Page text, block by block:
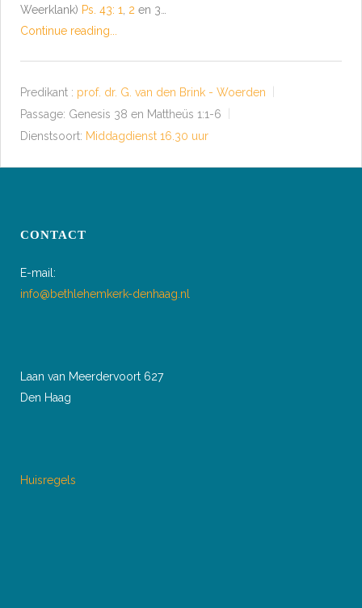
Weerklank) Ps. 43: 1 2 en 3…
Continue reading...
Predikant : prof. dr. G. van den Brink - Woerden
Passage: Genesis 38 en Mattheüs 1:1-6
Dienstsoort: Middagdienst 16.30 uur
CONTACT
E-mail:
info@bethlehemkerk-denhaag.nl
Laan van Meerdervoort 627
Den Haag
Huisregels